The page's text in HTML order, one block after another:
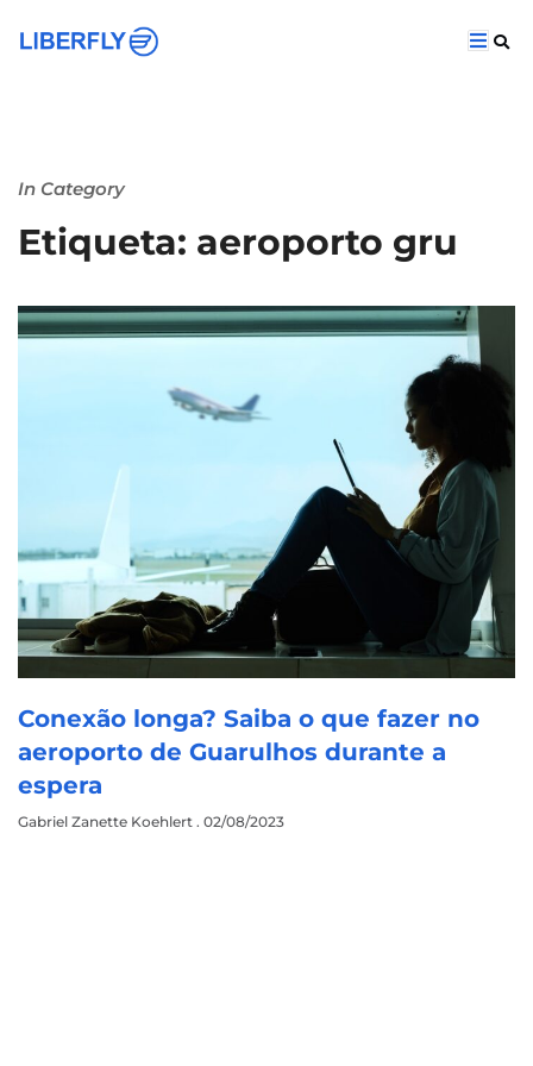
In Category
Etiqueta: aeroporto gru
Conexão longa? Saiba o que fazer no
aeroporto de Guarulhos durante a
espera
Gabriel Zanette Koehlert 02/08/2023